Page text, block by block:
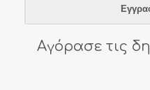
Αγόρασε τις